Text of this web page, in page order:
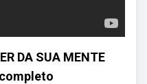
DA SUA MENTE